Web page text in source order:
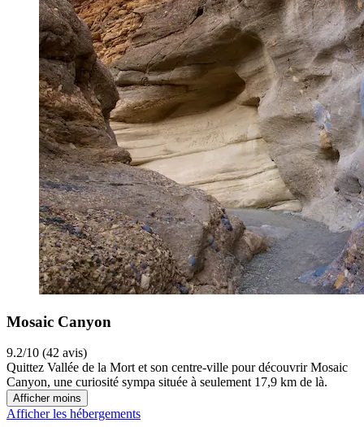
Mosaic Canyon
9.2/10 (42 avis)
Quittez Vallée de la Mort et son centre-ville pour découvrir Mosaic
Canyon, une curiosité sympa située à seulement 17,9 km de là.
Afficher moins
Afficher les hébergements